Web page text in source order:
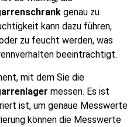
genau zu
kann dazu führen,
zu feucht werden, was
beeinträchtigt.
mit dem Sie die
messen. Es ist
ist, um genaue Messwerte
können die Messwerte